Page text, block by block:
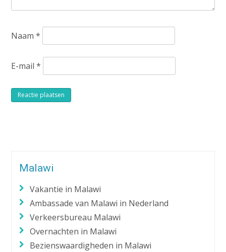
Naam*
E-mail*
Malawi
Vakantie in Malawi
Ambassade van Malawi in Nederland
Verkeersbureau Malawi
Overnachten in Malawi
Bezienswaardigheden in Malawi